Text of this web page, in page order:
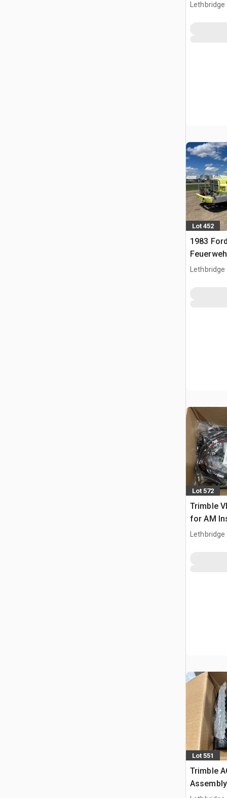
Lot 452
1983
Lot 572
Trimble
for AM
Lot 551
Trimble
Assembly